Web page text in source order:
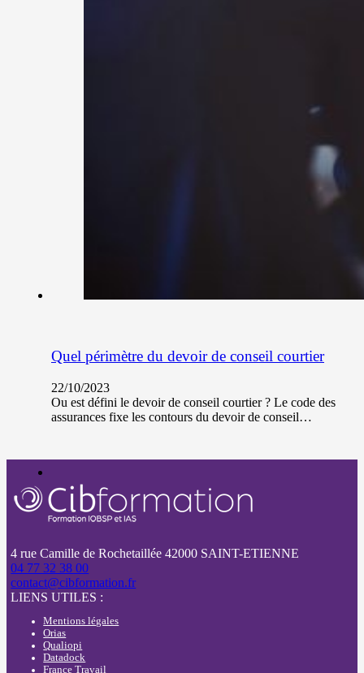
Quel périmètre du devoir de conseil courtier
22/10/2023
Ou est défini le devoir de conseil courtier ? Le code des
assurances fixe les contours du devoir de conseil…
4 rue Camille de Rochetaillée 42000 SAINT-ETIENNE
04 77 32 38 00
contact@cibformation.fr
LIENS UTILES :
Mentions légales
Orias
Qualiopi
Datadock
France Travail